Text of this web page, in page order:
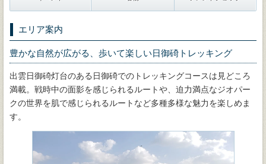
エリア案内
豊かな自然が広がる、歩いて楽しい日御碕トレッキング
出雲日御碕灯台のある日御碕でのトレッキングコースは見どころ
満載。戦時中の面影を感じられるルートや、迫力満点なジオパー
クの世界を肌で感じられるルートなど多種多様な魅力を楽しめま
す。